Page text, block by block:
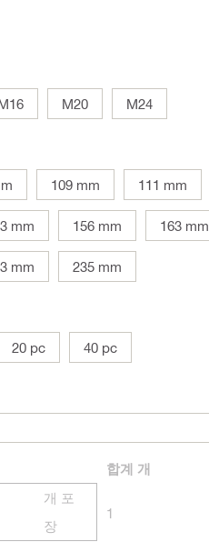
M20 M24
109 mm 111 mm
mm 156 mm 163 mm
mm 235 mm
20 pc 40 pc
개 포
장
합계 개
1